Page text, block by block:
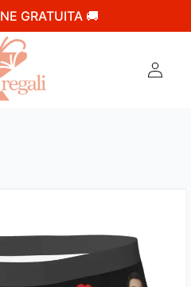
GRATUITA 🚚